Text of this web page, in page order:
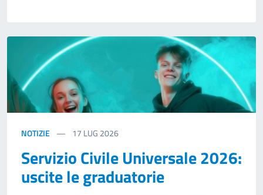
NOTIZIE 17 LUG 2026
Servizio Civile Universale 2026:
uscite le graduatorie